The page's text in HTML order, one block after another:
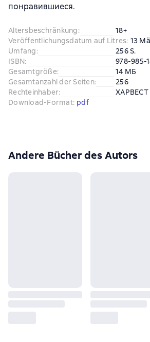
понравившиеся.
Altersbeschränkung:
18+
Veröffentlichungsdatum auf Litres: 13
Umfang:
256 S.
ISBN:
978-985-
Gesamtgröße:
14 МБ
Gesamtanzahl der Seiten:
256
Rechteinhaber:
ХАРВЕСТ
Download-Format: pdf
Andere Bücher des Autors